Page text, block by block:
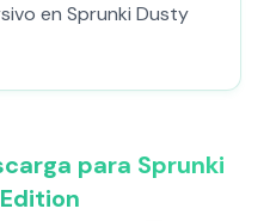
en Sprunki Dusty
para Sprunki